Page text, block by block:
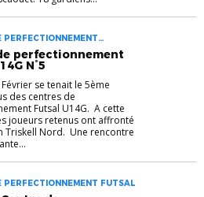
PERFECTIONNEMENT
FUTSAL FUTSAL
perfectionnement
N°5
se tenait le 5ème
des centres de
Futsal U14G. A cette
joueurs retenus ont affronté
Triskell Nord. Une rencontre
PERFECTIONNEMENT FUTSAL